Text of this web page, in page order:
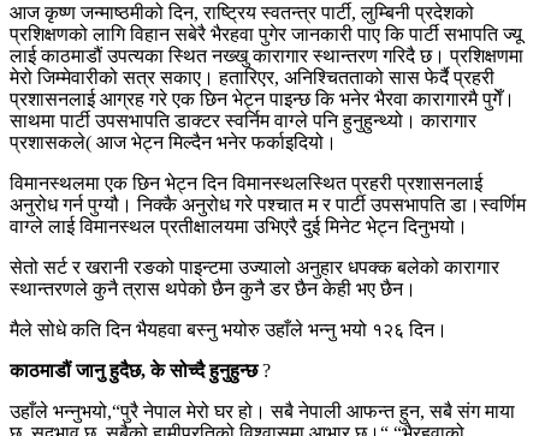
आज कृष्ण जन्माष्ठमीको दिन, राष्ट्रिय स्वतन्त्र पार्टी, लुम्बिनी प्रदेशको
प्रशिक्षणको लागि विहान सबेरै भैरहवा पुगेर जानकारी पाए कि पार्टी सभापति ज्यू
लाई काठमाडौं उपत्यका स्थित नख्खु कारागार स्थान्तरण गरिदै छ। प्रशिक्षणमा
मेरो जिम्मेवारीको सत्र सकाए। हतारिएर, अनिश्चितताको सास फेर्दै प्रहरी
प्रशासनलाई आग्रह गरे एक छिन भेट्न पाइन्छ कि भनेर भैरवा कारागारमै पुगेँ।
साथमा पार्टी उपसभापति डाक्टर स्वर्निम वाग्ले पनि हुनुहुन्थ्यो। कारागार
प्रशासकले( आज भेट्न मिल्दैन भनेर फर्काइदियो।
विमानस्थलमा एक छिन भेट्न दिन विमानस्थलस्थित प्रहरी प्रशासनलाई
अनुरोध गर्न पुग्यौ। निक्कै अनुरोध गरे पश्चात म र पार्टी उपसभापति डा।स्वर्णिम
वाग्ले लाई विमानस्थल प्रतीक्षालयमा उभिएरै दुई मिनेट भेट्न दिनुभयो।
सेतो सर्ट र खरानी रङको पाइन्टमा उज्यालो अनुहार धपक्क बलेको कारागार
स्थान्तरणले कुनै त्रास थपेको छैन कुनै डर छैन केही भए छैन।
मैले सोधे कति दिन भैयहवा बस्नु भयोरु उहाँले भन्नु भयो १२६ दिन।
काठमाडौं जानु हुदैछ, के सोच्दै हुनुहुन्छ?
उहाँले भन्नुभयो,“पुरै नेपाल मेरो घर हो। सबै नेपाली आफन्त हुन, सबै संग माया